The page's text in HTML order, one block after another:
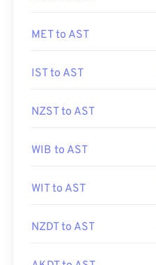
MET to AST
IST to AST
NZST to AST
WIB to AST
WIT to AST
NZDT to AST